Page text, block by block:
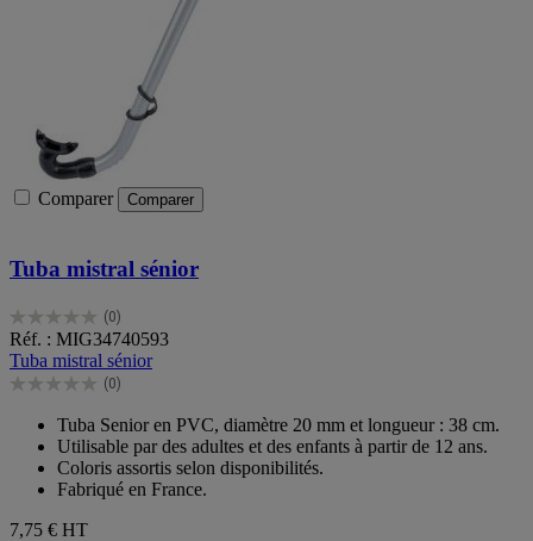
Comparer Comparer
Tuba mistral sénior
(0)
0.0
sur
5
étoiles.
Réf. : MIG34740593
Tuba mistral sénior
(0)
0.0
étoiles.
Tuba Senior en PVC, diamètre 20 mm et longueur : 38 cm.
Utilisable par des adultes et des enfants à partir de 12 ans.
Coloris assortis selon disponibilités.
Fabriqué en France.
7,75 € HT